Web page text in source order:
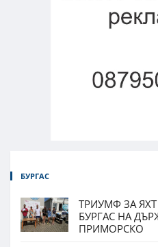
БУРГАС
ТРИУМФ ЗА
БУРГАС НА
ПРИМОРСКО